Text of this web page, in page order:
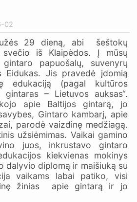
02
29 dieną, abi šeštokų
iš Klaipėdos. Į mūsų
papuošalų, suvenyrų
Eidukas. Jis pravedė įdomią
edukaciją (pagal kultūros
– Lietuvos auksas“.
apie Baltijos gintarą, jo
Gintaro kambarį, apie
parodė vaizdinę medžiagą.
užsiėmimas. Vaikai gamino
juos, inkrustavo gintaro
kiekvienas mokinys
dalyvio diplomą ir maišiuką su
vaikams labai patiko, visi
žinias apie gintarą ir jo